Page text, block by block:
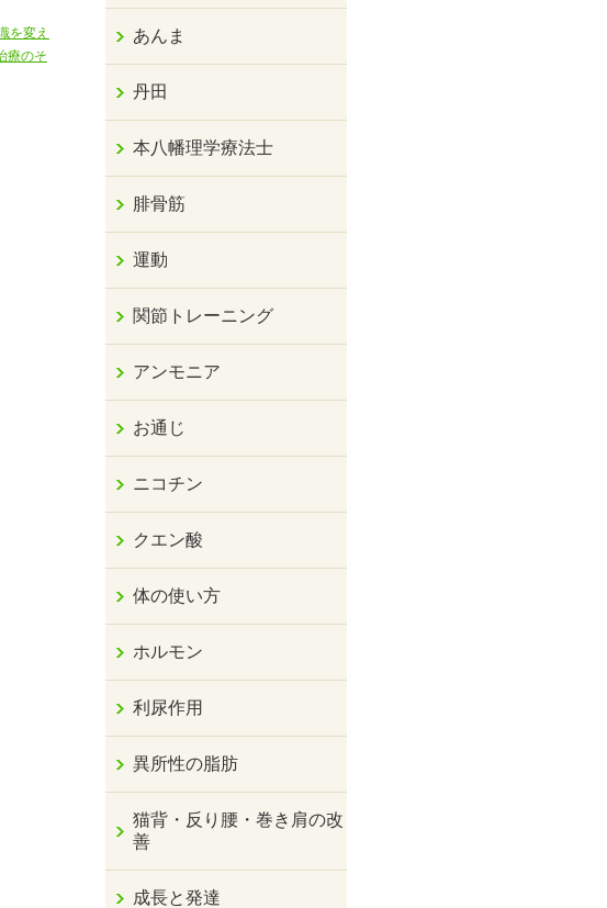
を変え
療のそ
あんま
丹田
本八幡理学療法士
腓骨筋
運動
関節トレーニング
アンモニア
お通じ
ニコチン
クエン酸
体の使い方
ホルモン
利尿作用
異所性の脂肪
猫背・反り腰・巻き肩の改
善
成長と発達